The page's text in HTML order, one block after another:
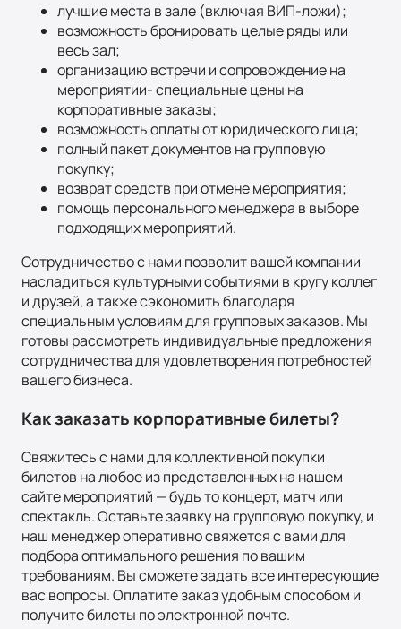
лучшие места в зале (включая ВИП-ложи);
возможность бронировать целые ряды или
весь зал;
организацию встречи и сопровождение на
мероприятии- специальные цены на
корпоративные заказы;
возможность оплаты от юридического лица;
полный пакет документов на групповую
покупку;
возврат средств при отмене мероприятия;
помощь персонального менеджера в выборе
подходящих мероприятий.
Сотрудничество с нами позволит вашей компании
насладиться культурными событиями в кругу коллег
и друзей, а также сэкономить благодаря
специальным условиям для групповых заказов. Мы
готовы рассмотреть индивидуальные предложения
сотрудничества для удовлетворения потребностей
вашего бизнеса.
Как заказать корпоративные билеты?
Свяжитесь с нами для коллективной покупки
билетов на любое из представленных на нашем
сайте мероприятий — будь то концерт, матч или
спектакль. Оставьте заявку на групповую покупку, и
наш менеджер оперативно свяжется с вами для
подбора оптимального решения по вашим
требованиям. Вы сможете задать все интересующие
вас вопросы. Оплатите заказ удобным способом и
получите билеты по электронной почте.